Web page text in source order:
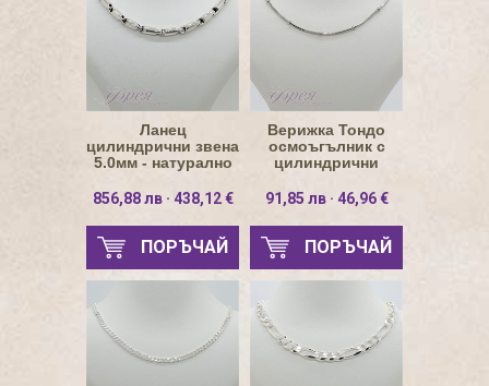
Ланец
цилиндрични звена
5.0мм - натурално
856,88 лв · 438,12 €
ПОРЪЧАЙ
Верижка Тондо
осмоъгълник с
цилиндрични
91,85 лв · 46,96 €
ПОРЪЧАЙ